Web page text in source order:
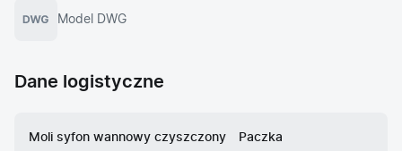
Model DWG
Dane logistyczne
Moli syfon wannowy czyszczony
Paczka